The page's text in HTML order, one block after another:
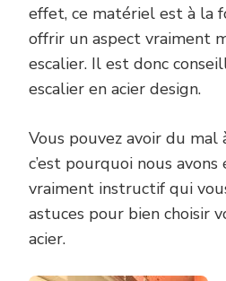
effet, ce matériel est à la
offrir un aspect vraiment
escalier. Il est donc
escalier en acier design.
Vous pouvez avoir du mal
c’est pourquoi nous
vraiment instructif qui
astuces pour bien choisir
acier.